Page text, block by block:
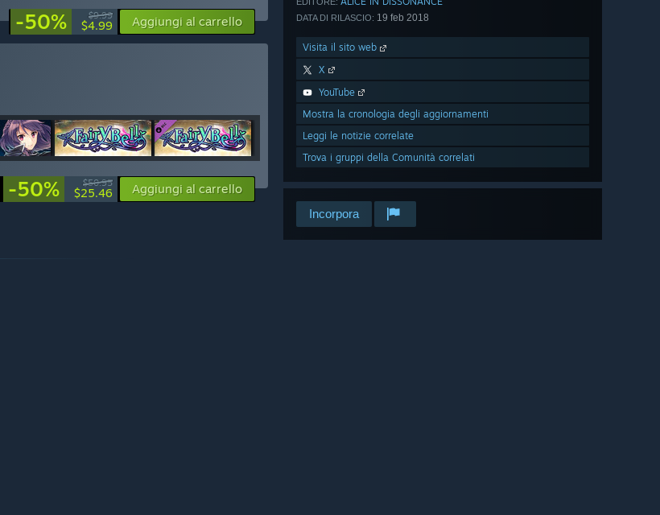
DATA DI RILASCIO: 19 feb 2018
Visita il sito web
X
YouTube
Mostra la cronologia degli aggiornamenti
Leggi le notizie correlate
Trova i gruppi della Comunità correlati
Incorpora
-50% $9.99
$4.99 Aggiungi al carrello
-50% $50.95
$25.46 Aggiungi al carrello